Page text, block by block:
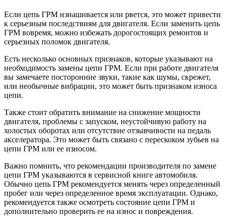
Если цепь ГРМ изнашивается или рвется, это может привести
к серьезным последствиям для двигателя. Если заменить цепь
ГРМ вовремя, можно избежать дорогостоящих ремонтов и
серьезных поломок двигателя.
Есть несколько основных признаков, которые указывают на
необходимость замены цепи ГРМ. Если при работе двигателя
вы замечаете посторонние звуки, такие как шумы, скрежет,
или необычные вибрации, это может быть признаком износа
цепи.
Также стоит обратить внимание на снижение мощности
двигателя, проблемы с запуском, неустойчивую работу на
холостых оборотах или отсутствие отзывчивости на педаль
акселератора. Это может быть связано с перескоком зубьев на
цепи ГРМ или ее износом.
Важно помнить, что рекомендации производителя по замене
цепи ГРМ указываются в сервисной книге автомобиля.
Обычно цепь ГРМ рекомендуется менять через определенный
пробег или через определенное время эксплуатации. Однако,
рекомендуется также осмотреть состояние цепи ГРМ и
дополнительно проверить ее на износ и повреждения.